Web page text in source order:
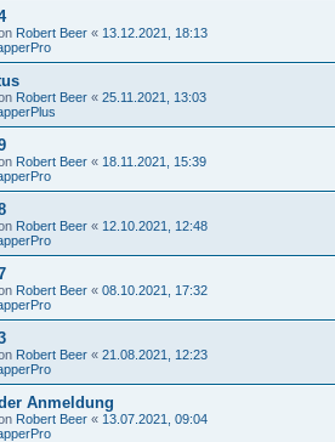
Robert Beer « 13.12.2021, 18:13
Robert Beer « 25.11.2021, 13:03
Robert Beer « 18.11.2021, 15:39
Robert Beer « 12.10.2021, 12:48
Robert Beer « 08.10.2021, 17:32
Robert Beer « 21.08.2021, 12:23
Anmeldung
Robert Beer « 13.07.2021, 09:04